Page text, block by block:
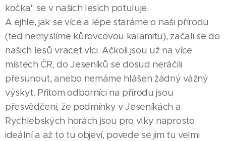
kočka" se v našich lesích potuluje.
A ejhle, jak se více a lépe staráme o naši přírodu
(teď nemyslíme kůrovcovou kalamitu), začali se do
našich lesů vracet vlci. Ačkoli jsou už na více
místech ČR, do Jeseníků se dosud neráčili
přesunout, anebo nemáme hlášen žádný vážný
výskyt. Přitom odborníci na přírodu jsou
přesvědčeni, že podmínky v Jeseníkách a
Rychlebských horách jsou pro vlky naprosto
ideální a až to tu objeví, povede se jim tu velmi